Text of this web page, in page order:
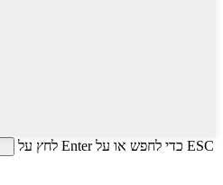
לחץ על Enter כדי לחפש או על ESC